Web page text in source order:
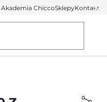
Akademia ChiccoSklepyKontakt